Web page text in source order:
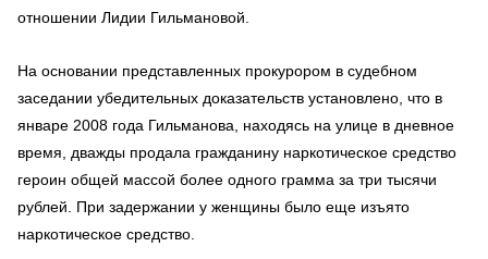
отношении Лидии Гильмановой.
На основании представленных прокурором в судебном
заседании убедительных доказательств установлено, что в
январе 2008 года Гильманова, находясь на улице в дневное
время, дважды продала гражданину наркотическое средство
героин общей массой более одного грамма за три тысячи
рублей. При задержании у женщины было еще изъято
наркотическое средство.